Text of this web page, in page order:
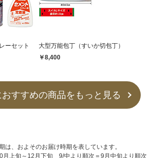
ーセット
大型万能包丁（すいか切包丁）
￥8,400
すすめの商品をもっと見る
は、およそのお届け時期を表しています。
月上旬～12月下旬 9/中より順次＝9月中旬より順次